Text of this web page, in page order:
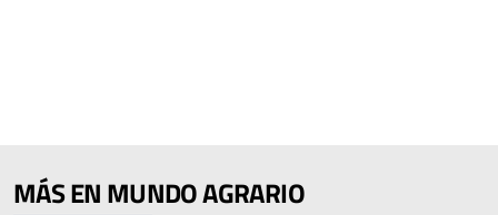
MÁS EN MUNDO AGRARIO